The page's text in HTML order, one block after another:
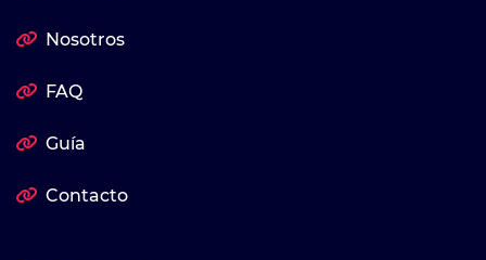
Nosotros
FAQ
Guía
Contacto